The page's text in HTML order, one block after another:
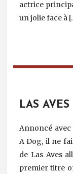
actrice
un jolie face à
LAS
Annoncé
A Dog, il ne
de Las Aves
premier titre